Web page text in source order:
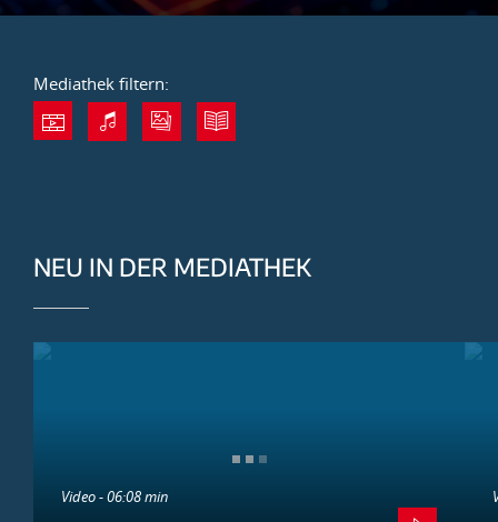
Mediathek filtern:
NEU IN DER MEDIATHEK
Video - 06:08 min